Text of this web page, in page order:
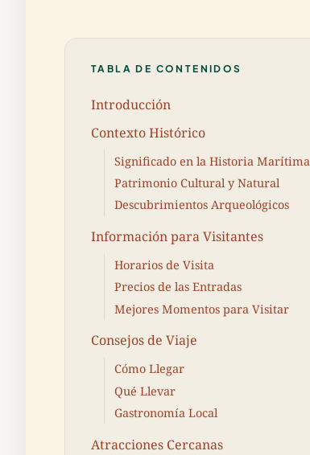
TABLA DE CONTENIDOS
Introducción
Contexto Histórico
Significado en la Historia Marítima
Patrimonio Cultural y Natural
Descubrimientos Arqueológicos
Información para Visitantes
Horarios de Visita
Precios de las Entradas
Mejores Momentos para Visitar
Consejos de Viaje
Cómo Llegar
Qué Llevar
Gastronomía Local
Atracciones Cercanas